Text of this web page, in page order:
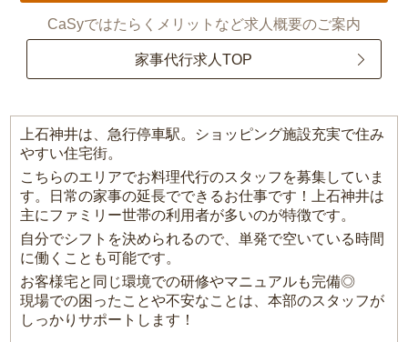
CaSyではたらくメリットなど求人概要のご案内
家事代行求人TOP
上石神井は、急行停車駅。ショッピング施設充実で住み
やすい住宅街。
こちらのエリアでお料理代行のスタッフを募集していま
す。日常の家事の延長でできるお仕事です！上石神井は
主にファミリー世帯の利用者が多いのが特徴です。
自分でシフトを決められるので、単発で空いている時間
に働くことも可能です。
お客様宅と同じ環境での研修やマニュアルも完備◎
現場での困ったことや不安なことは、本部のスタッフが
しっかりサポートします！